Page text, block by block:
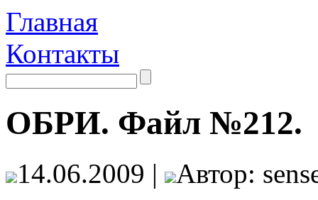
Главная
Контакты
ОБРИ. Файл №212.
14.06.2009 |
Автор: